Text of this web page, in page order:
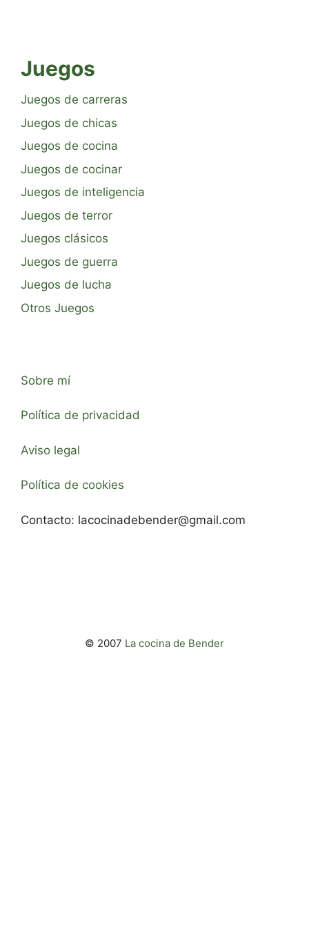
Juegos
Juegos de carreras
Juegos de chicas
Juegos de cocina
Juegos de cocinar
Juegos de inteligencia
Juegos de terror
Juegos clásicos
Juegos de guerra
Juegos de lucha
Otros Juegos
Sobre mí
Política de privacidad
Aviso legal
Política de cookies
Contacto: lacocinadebender@gmail.com
© 2007 La cocina de Bender